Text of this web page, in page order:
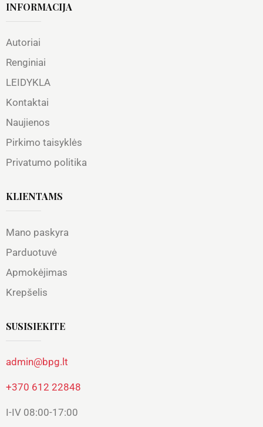
INFORMACIJA
Autoriai
Renginiai
LEIDYKLA
Kontaktai
Naujienos
Pirkimo taisyklės
Privatumo politika
KLIENTAMS
Mano paskyra
Parduotuvė
Apmokėjimas
Krepšelis
SUSISIEKITE
admin@bpg.lt
+370 612 22848
I-IV 08:00-17:00